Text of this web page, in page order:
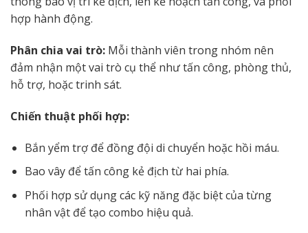
hợp hành động.
Phân chia vai trò: Mỗi thành viên trong nhóm nên
đảm nhận một vai trò cụ thể như tấn công, phòng thủ,
hỗ trợ, hoặc trinh sát.
Chiến thuật phối hợp:
Bắn yểm trợ để đồng đội di chuyển hoặc hồi máu.
Bao vây để tấn công kẻ địch từ hai phía.
Phối hợp sử dụng các kỹ năng đặc biệt của từng
nhân vật để tạo combo hiệu quả.